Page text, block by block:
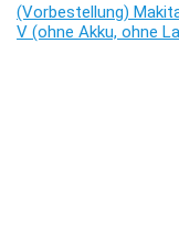
(Vorbestellung)
V (ohne Akku, ohne